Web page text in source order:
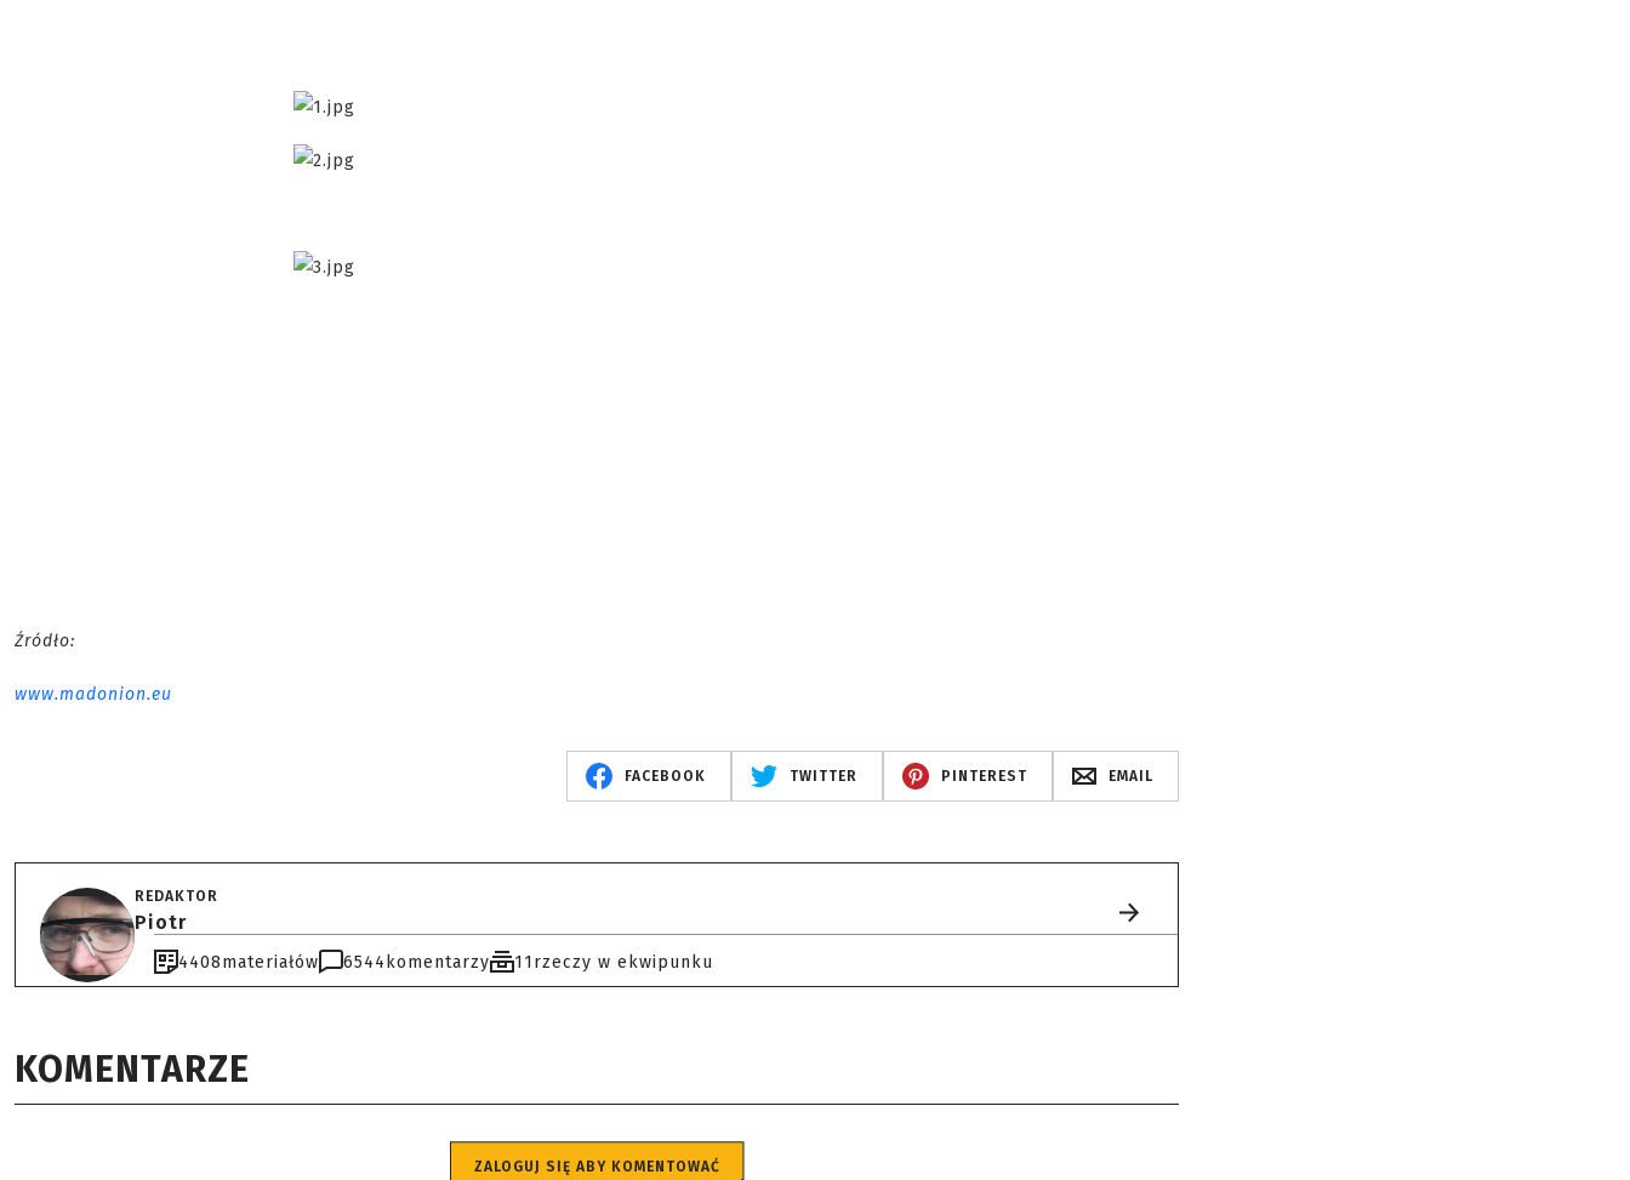
Źródło:
www.madonion.eu
FACEBOOK TWITTER PINTEREST EMAIL
REDAKTOR
Piotr
4408materiałów 6544 komentarzy 11rzeczy w ekwipunku
KOMENTARZE
ZALOGUJ SIĘ ABY KOMENTOWAĆ